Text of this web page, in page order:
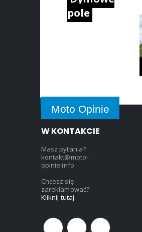
pole
Moto Opinie
W KONTAKCIE
Masz pytania?
kontakt@moto-
opinie.info
Chcesz się
zareklamować?
Kliknij tutaj